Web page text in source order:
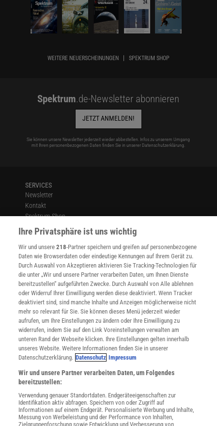
WEITERE NEUERSCHEINUNGEN SPEKTRUM SHOP
Spektrum.de-Newsletter abonnieren
JETZT ANMELDEN!
Sie können unsere Newsletter jederzeit wieder abbestellen. Infos zu unserem Umgang
mit Ihren personenbezogenen Daten finden Sie in unserer Datenschutzerklärung
SERVICES
Newsletter
Kontakt
Spektrum Shop
Im Handel kaufen
Verträge kündigen
INFO
Mediadaten
Datenschutz
Nutzungsbedingungen
Cookie-Einstellungen
Utiq verwalten
Nutzungsbasierte Onlinewerbung
Alle Artikel
Impressum
Angebote für Schulen
Angebote für Institutionen
Sprachen lernen mit Gymglish
Lexika
Für Spektrum schreiben
Ihre Privatsphäre ist uns wichtig
Wir und unsere218-Partner speichern und greifen auf personenbezogene
Daten wie Browserdaten oder eindeutige Kennungen auf Ihrem Gerät zu.
Durch Auswahl von Akzeptieren aktivieren Sie Tracking-Technologien für
die unter „Wir und unsere Partner verarbeiten Daten, um Ihnen Dienste
bereitzustellen“ aufgeführten Zwecke. Durch Auswahl von Alle ablehnen
oder Widerruf Ihrer Einwilligung werden diese deaktiviert. Wenn Tracker
deaktiviert sind, sind manche Inhalte und Anzeigen möglicherweise nicht
mehr so relevant für Sie. Sie können dieses Menü jederzeit wieder
aufrufen, um Ihre Einstellungen zu ändern oder Ihre Einwilligung zu
widerrufen, indem Sie auf den Link Voreinstellungen verwalten am
unteren Rand der Webseite klicken. Ihre Einstellungen gelten innerhalb
unseres Website. Weitere Informationen finden Sie in unserer
Datenschutzerklärung. Datenschutz Impressum
Wir und unsere Partner verarbeiten Daten, um Folgendes
bereitzustellen:
Verwendung genauer Standortdaten. Endgeräteeigenschaften zur
Identifikation aktiv abfragen. Speichern von oder Zugriff auf
Informationen auf einem Endgerät. Personalisierte Werbung und Inhalte,
Messung von Werbeleistung und der Performance von Inhalten,
Zielgruppenforschung sowie Entwicklung und Verbesserung von